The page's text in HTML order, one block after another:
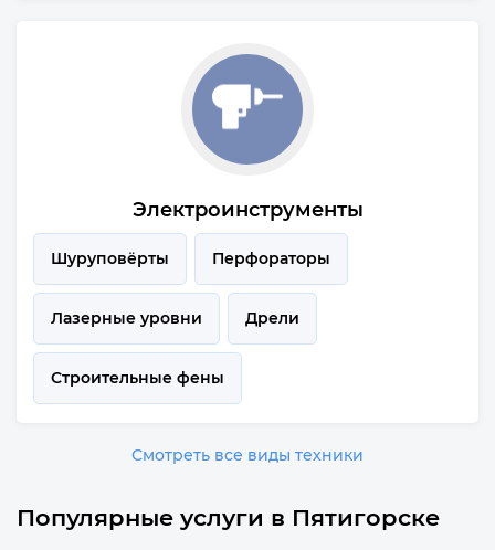
Электроинструменты
Шуруповёрты Перфораторы
Лазерные уровни Дрели
Строительные фены
Смотреть все виды техники
Популярные услуги в Пятигорске